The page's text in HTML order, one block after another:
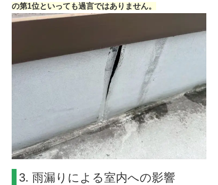
の第1位といっても過言ではありません。
3. 雨漏りによる室内への影響